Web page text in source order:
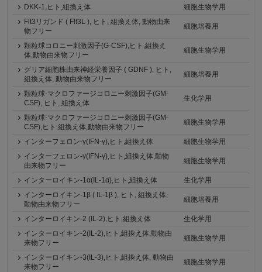
DKK-1,ヒト,組換え体
細胞生物学用
Flt3リガンド ( Flt3L ), ヒト, 組換え体, 動物由来
物フリー
細胞培養用
顆粒球コロニー刺激因子(G-CSF),ヒト,組換え
体,動物由来物フリー
細胞生物学用
グリア細胞株由来神経栄養因子 ( GDNF ), ヒト,
組換え体, 動物由来物フリー
細胞培養用
顆粒球-マクロファージコロニー刺激因子(GM-
CSF), ヒト, 組換え体
生化学用
顆粒球-マクロファージコロニー刺激因子(GM-
CSF),ヒト,組換え体,動物由来物フリー
細胞生物学用
インターフェロン-γ(IFN-γ),ヒト,組換え体
細胞生物学用
インターフェロン-γ(IFN-γ),ヒト,組換え体,動物
由来物フリー
細胞生物学用
インターロイキン-1α(IL-1α),ヒト,組換え体
生化学用
インターロイキン-1β ( IL-1β ), ヒト, 組換え体,
動物由来物フリー
細胞培養用
インターロイキン-2 (IL-2),ヒト,組換え体
生化学用
インターロイキン-2(IL-2),ヒト,組換え体,動物由
来物フリー
細胞生物学用
インターロイキン-3(IL-3),ヒト,組換え体, 動物由
来物フリー
細胞生物学用